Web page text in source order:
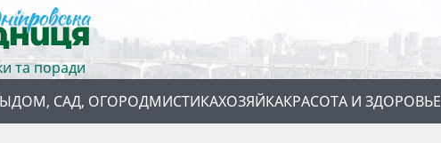
та поради
ДОМ, САД, ОГОРОДМИСТИКАХОЗЯЙКАКРАСОТА И ЗДОРОВЬЕ